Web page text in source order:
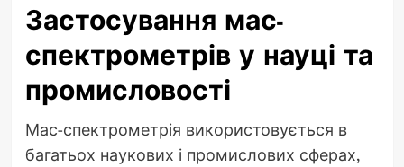
Застосування мас-
спектрометрів у науці та
промисловості
Мас-спектрометрія використовується в
багатьох наукових і промислових сферах,